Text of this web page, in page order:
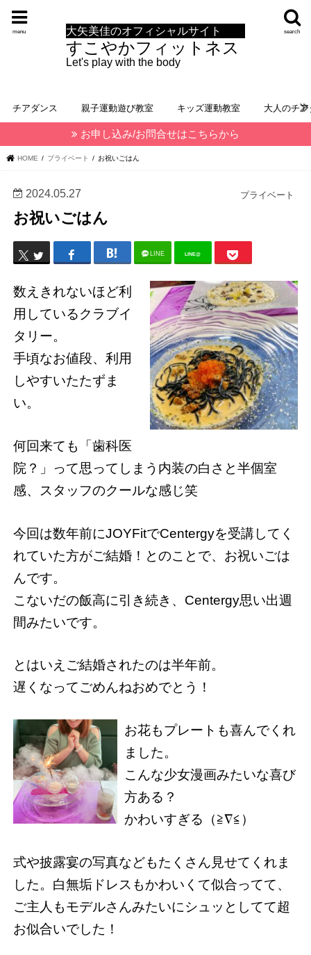
大矢美佳のオフィシャルサイト
すこやかフィットネス
Let's play with the body
search
menu
チアダンス 親子運動遊び教室 キッズ運動教室 大人のチ
お申し込み/お問合せはこちらから
HOME プライベート お祝いごはん
プライベート
2024.05.27
お祝いごはん
LINE LINE@
数えきれないほど利
用しているクラブイ
タリー。
手頃なお値段、利用
しやすいたたずま
い。
何回来ても「歯科医
院？」って思ってしまう内装の白さと半個室
感、スタッフのクールな感じ笑
今回は数年前にJOYFitでCentergyを受講してく
れていた方がご結婚！とのことで、お祝いごは
んです。
こないだの飯高に引き続き、Centergy思い出週
間みたいです。
とはいえご結婚されたのは半年前。
遅くなってごめんねおめでとう！
お花もプレートも喜んでくれ
ました。
こんな少女漫画みたいな喜び
方ある？
かわいすぎる（≧∇≦）
式や披露宴の写真などもたくさん見せてくれま
した。白無垢ドレスもかわいくて似合ってて、
ご主人もモデルさんみたいにシュッとしてて超
お似合いでした！